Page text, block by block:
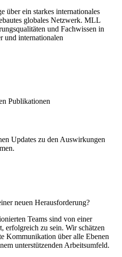
über ein starkes internationales
globales Netzwerk. MLL
und Fachwissen in
und internationalen
Publikationen
Updates zu den Auswirkungen
neuen Herausforderung?
Teams sind von einer
erfolgreich zu sein. Wir schätzen
Kommunikation über alle Ebenen
unterstützenden Arbeitsumfeld.